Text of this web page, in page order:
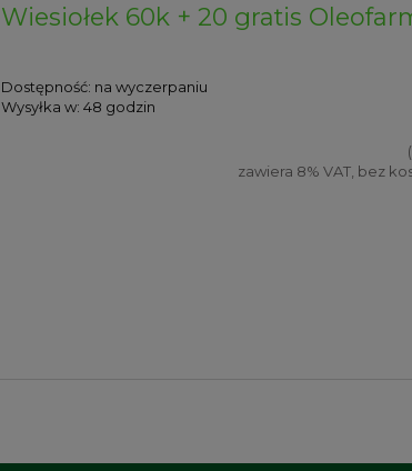
Wiesiołek 60k + 20 gratis
Dostępność: na wyczerpaniu
Wysyłka w: 48 godzin
zawiera 8% VAT, bez